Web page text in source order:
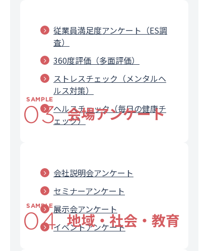
従業員満足度アンケート（ES調
査）
360度評価（多面評価）
ストレスチェック（メンタルヘ
ルス対策）
ヘルスチェック（毎日の健康チ
ェック）
SAMPLE
03 会場アンケート
会社説明会アンケート
セミナーアンケート
展示会アンケート
イベントアンケート
SAMPLE
04 地域・社会・教育